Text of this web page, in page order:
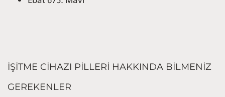
İŞİTME CİHAZI PİLLERİ HAKKINDA BİLMENİZ
GEREKENLER